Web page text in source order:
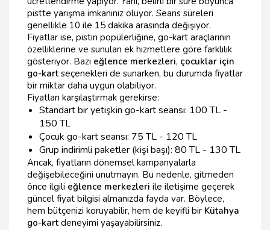
pistte yarışma imkanınız oluyor. Seans süreleri
genellikle 10 ile 15 dakika arasında değişiyor.
Fiyatlar ise, pistin popülerliğine, go-kart araçlarının
özelliklerine ve sunulan ek hizmetlere göre farklılık
gösteriyor. Bazı eğlence merkezleri, çocuklar için
go-kart seçenekleri de sunarken, bu durumda fiyatlar
bir miktar daha uygun olabiliyor.
Fiyatları karşılaştırmak gerekirse:
Standart bir yetişkin go-kart seansı: 100 TL -
150 TL
Çocuk go-kart seansı: 75 TL - 120 TL
Grup indirimli paketler (kişi başı): 80 TL - 130 TL
Ancak, fiyatların dönemsel kampanyalarla
değişebileceğini unutmayın. Bu nedenle, gitmeden
önce ilgili eğlence merkezleri ile iletişime geçerek
güncel fiyat bilgisi almanızda fayda var. Böylece,
hem bütçenizi koruyabilir, hem de keyifli bir Kütahya
go-kart deneyimi yaşayabilirsiniz.